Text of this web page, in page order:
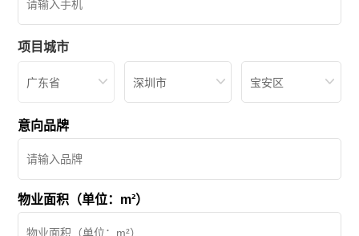
项目城市
广东省 深圳市 宝安区
意向品牌
物业面积（单位：m²）